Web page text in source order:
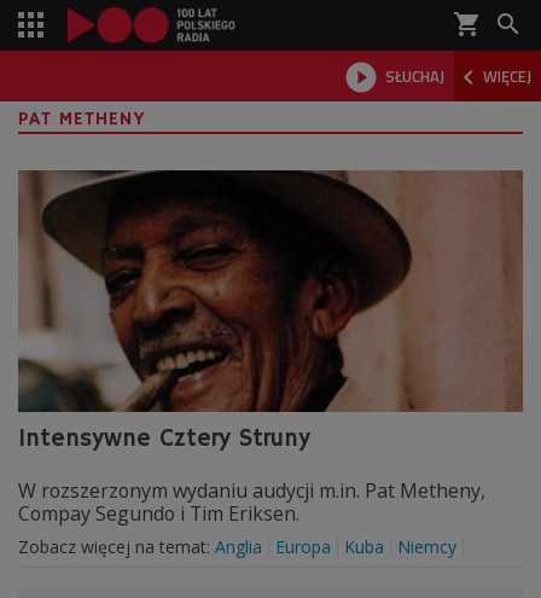
shopping_cart 
 SŁUCHAJ  WIĘCEJ

PAT METHENY
Intensywne Cztery Struny
W rozszerzonym wydaniu audycji m.in. Pat Metheny,
Compay Segundo i Tim Eriksen.
Zobacz więcej na temat: Anglia Europa Kuba Niemcy